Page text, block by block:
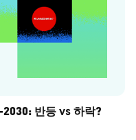
반등 vs 하락?